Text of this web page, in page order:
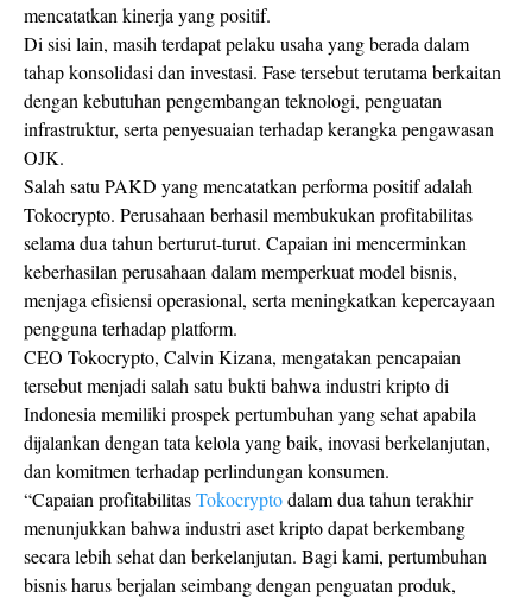
mencatatkan kinerja yang positif.
Di sisi lain, masih terdapat pelaku usaha yang berada dalam
tahap konsolidasi dan investasi. Fase tersebut terutama berkaitan
dengan kebutuhan pengembangan teknologi, penguatan
infrastruktur, serta penyesuaian terhadap kerangka pengawasan
OJK.
Salah satu PAKD yang mencatatkan performa positif adalah
Tokocrypto. Perusahaan berhasil membukukan profitabilitas
selama dua tahun berturut-turut. Capaian ini mencerminkan
keberhasilan perusahaan dalam memperkuat model bisnis,
menjaga efisiensi operasional, serta meningkatkan kepercayaan
pengguna terhadap platform.
CEO Tokocrypto, Calvin Kizana, mengatakan pencapaian
tersebut menjadi salah satu bukti bahwa industri kripto di
Indonesia memiliki prospek pertumbuhan yang sehat apabila
dijalankan dengan tata kelola yang baik, inovasi berkelanjutan,
dan komitmen terhadap perlindungan konsumen.
“Capaian profitabilitasTokocryptodalam dua tahun terakhir
menunjukkan bahwa industri aset kripto dapat berkembang
secara lebih sehat dan berkelanjutan. Bagi kami, pertumbuhan
bisnis harus berjalan seimbang dengan penguatan produk,